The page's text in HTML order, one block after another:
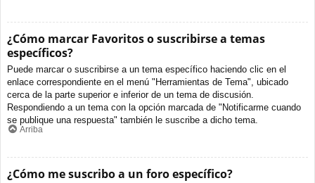
¿Cómo marcar Favoritos o suscribirse a temas
específicos?
Puede marcar o suscribirse a un tema específico haciendo clic en el
enlace correspondiente en el menú "Herramientas de Tema", ubicado
cerca de la parte superior e inferior de un tema de discusión.
Respondiendo a un tema con la opción marcada de "Notificarme cuando
se publique una respuesta" también le suscribe a dicho tema.
Arriba
¿Cómo me suscribo a un foro específico?